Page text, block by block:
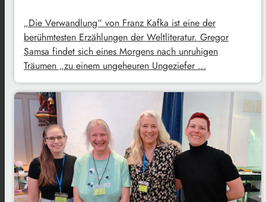
„Die Verwandlung“ von Franz Kafka ist eine der
berühmtesten Erzählungen der Weltliteratur. Gregor
Samsa findet sich eines Morgens nach unruhigen
Träumen „zu einem ungeheuren Ungeziefer …